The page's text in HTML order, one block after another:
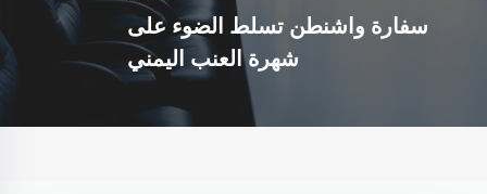
سفارة واشنطن تسلط الضوء على
شهرة العنب اليمني